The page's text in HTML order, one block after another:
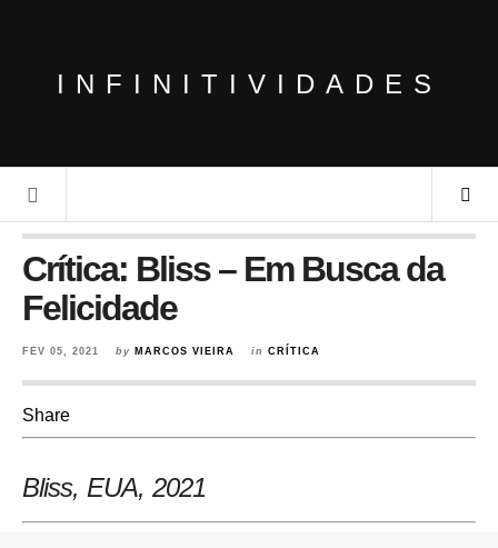
INFINITIVIDADES
Crítica: Bliss – Em Busca da
Felicidade
FEV 05, 2021 by MARCOS VIEIRA in CRÍTICA
Share
Bliss, EUA, 2021